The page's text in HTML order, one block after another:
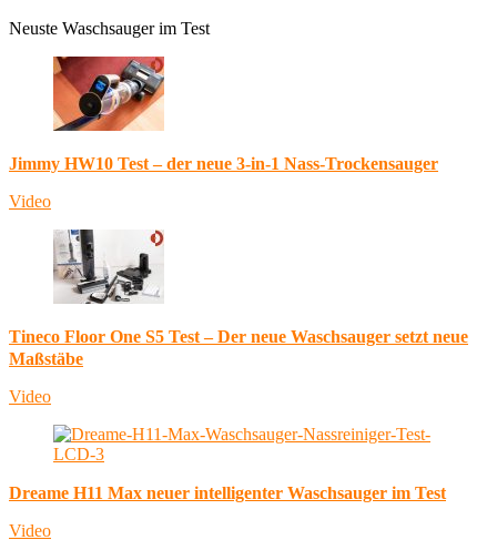
Neuste Waschsauger im Test
Jimmy HW10 Test – der neue 3-in-1 Nass-Trockensauger
Video
Tineco Floor One S5 Test – Der neue Waschsauger setzt neue
Maßstäbe
Video
Dreame H11 Max neuer intelligenter Waschsauger im Test
Video